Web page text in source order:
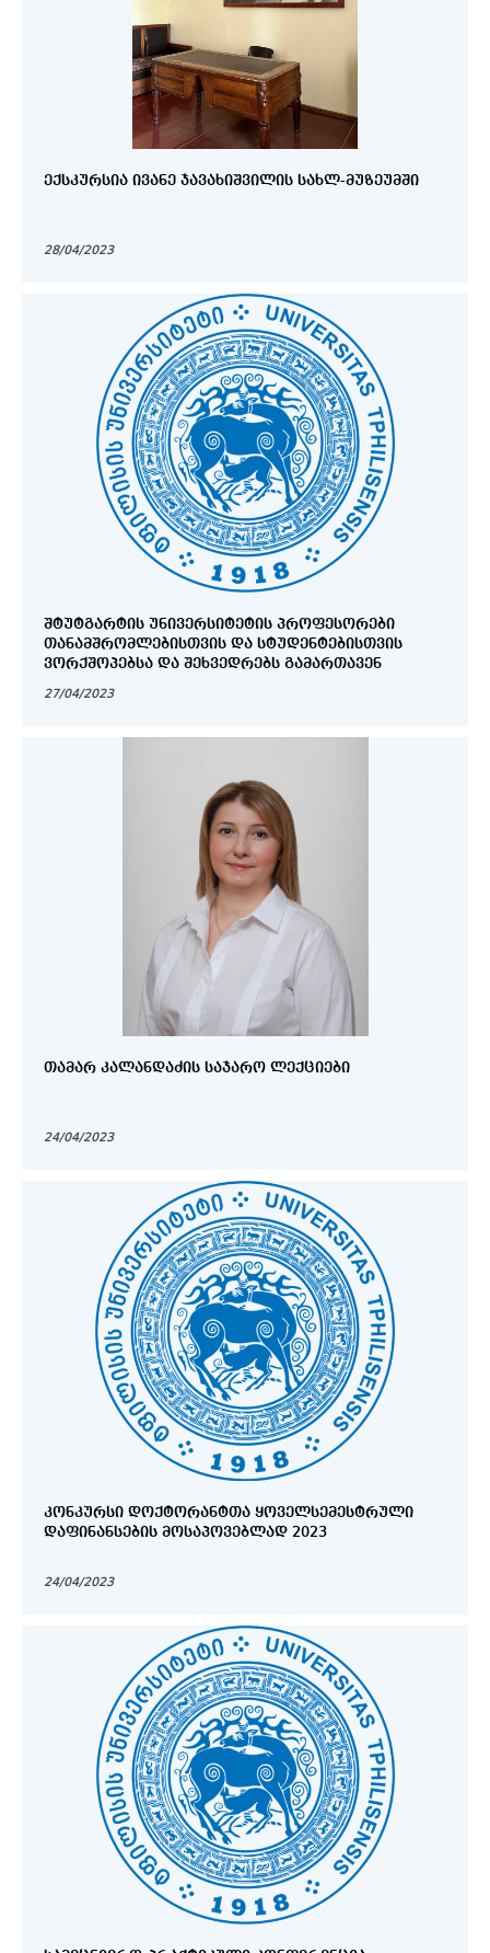
ᲔᲥᲡᲙᲣᲠᲡᲘᲐ ᲘᲕᲐᲜᲔ ᲯᲐᲕᲐᲮᲘᲨᲕᲘᲚᲘᲡ ᲡᲐᲮᲚ-ᲛᲣᲖᲔᲣᲛᲨᲘ
28/04/2023
ᲨᲢᲣᲢᲒᲐᲠᲢᲘᲡ ᲣᲜᲘᲕᲔᲠᲡᲘᲢᲔᲢᲘᲡ ᲞᲠᲝᲤᲔᲡᲝᲠᲔᲑᲘ
ᲗᲐᲜᲐᲛᲨᲠᲝᲛᲚᲔᲑᲘᲡᲗᲕᲘᲡ ᲓᲐ ᲡᲢᲣᲓᲔᲜᲢᲔᲑᲘᲡᲗᲕᲘᲡ
ᲕᲝᲠᲥᲨᲝᲞᲔᲑᲡᲐ ᲓᲐ ᲨᲔᲮᲕᲔᲓᲠᲔᲑᲡ ᲒᲐᲛᲐᲠᲗᲐᲕᲔᲜ
27/04/2023
ᲗᲐᲛᲐᲠ ᲙᲐᲚᲐᲜᲓᲐᲫᲘᲡ ᲡᲐᲯᲐᲠᲝ ᲚᲔᲥᲪᲘᲔᲑᲘ
24/04/2023
ᲙᲝᲜᲙᲣᲠᲡᲘ ᲓᲝᲥᲢᲝᲠᲐᲜᲢᲗᲐ ᲧᲝᲕᲔᲚᲡᲔᲛᲔᲡᲢᲠᲣᲚᲘ
ᲓᲐᲤᲘᲜᲐᲜᲡᲔᲑᲘᲡ ᲛᲝᲡᲐᲞᲝᲕᲔᲑᲚᲐᲓ 2023
24/04/2023